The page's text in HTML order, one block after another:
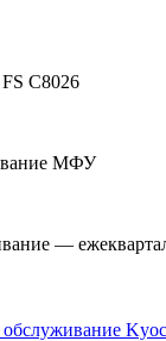
C8026
МФУ
—
обслуживание